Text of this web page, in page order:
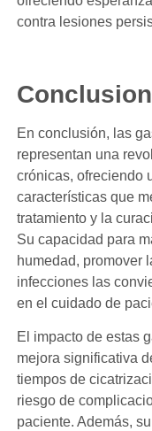
contra lesiones
En conclusión, las
representan una
crónicas, ofreciendo
características que
tratamiento y la
Su capacidad para
humedad, promover
infecciones las
en el cuidado de
El impacto de estas
mejora significativa
tiempos de
riesgo de
paciente. Además,